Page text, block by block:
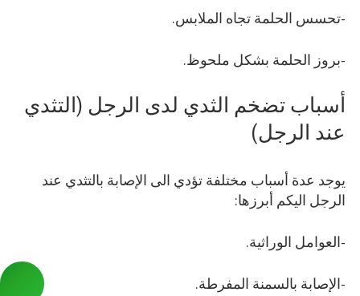
-تحسس الحلمة تجاه الملابس.
-بروز الحلمة بشكل ملحوظ.
أسباب تضخم الثدي لدى الرجل (التثدي
عند الرجل)
يوجد عدة أسباب مختلفة تؤدي الى الإصابة بالتثدي عند
الرجل اليكم أبرزها:
-العوامل الوراثية.
-الإصابة بالسمنة المفرطة.